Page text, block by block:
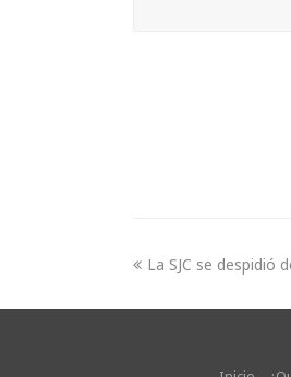
La SJC se despidió